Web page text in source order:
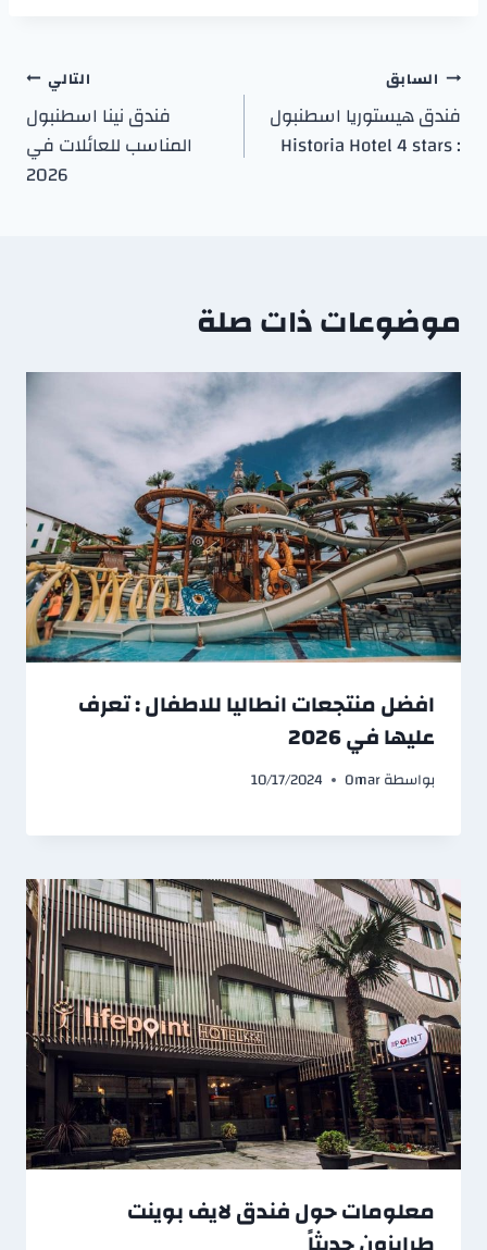
السابق
فندق هيستوريا اسطنبول
: Historia Hotel 4 stars
التالي
فندق نينا اسطنبول
المناسب للعائلات في
2026
موضوعات ذات صلة
افضل منتجعات انطاليا للاطفال : تعرف
عليها في 2026
بواسطةOmar
10/17/2024
معلومات حول فندق لايف بوينت